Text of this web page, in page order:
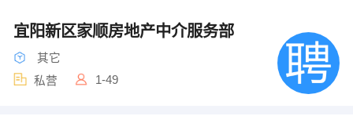
宜阳新区家顺房地产中介服务部
其它
私营
1-49